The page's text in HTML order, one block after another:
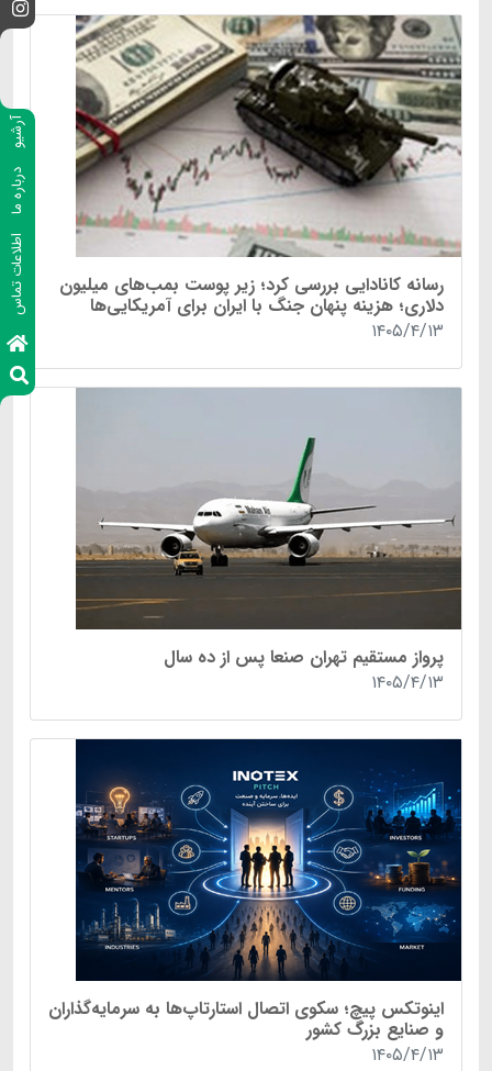
آرشیو
درباره ما
اطلاعات تماس رسانه کانادایی بررسی کرد؛ زیر پوست بمب‌های میلیون
دلاری؛ هزینه پنهان جنگ با ایران برای آمریکایی‌ها
۱۴۰۵/۴/۱۳
پرواز مستقیم تهران صنعا پس از ده سال
۱۴۰۵/۴/۱۳
اینوتکس پیچ؛ سکوی اتصال استارتاپ‌ها به سرمایه‌گذاران
و صنایع بزرگ کشور
۱۴۰۵/۴/۱۳